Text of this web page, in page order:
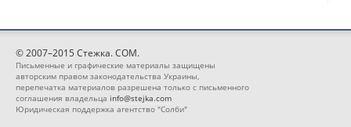
© 2007–2015 Стежка. COM.
Письменные и графические материалы защищены
авторским правом законодательства Украины,
перепечатка материалов разрешена только с письменного
соглашения владельца info@stejka.com
Юридическая поддержка агентство "Солби"